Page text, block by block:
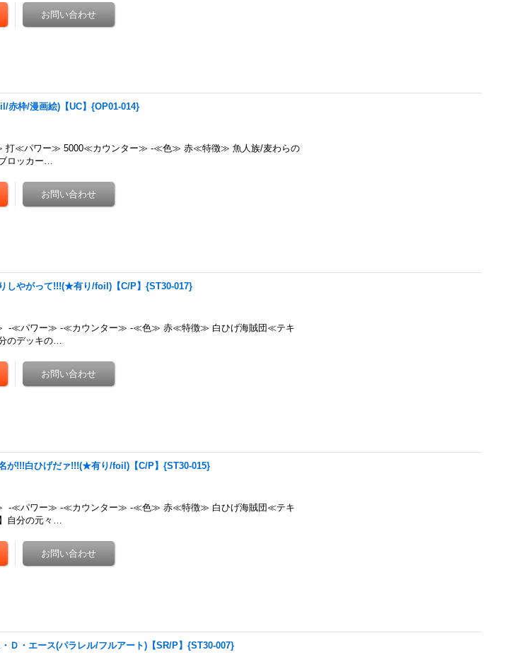
赤枠/漫画絵)【UC】{OP01-014}
≪パワー≫ 5000≪カウンター≫ -≪色≫ 赤≪特徴≫ 魚人族/麦わらの
ロッカー…
りしやがって!!!(★有り/foil)【C/P】{ST30-017}
≪パワー≫ -≪カウンター≫ -≪色≫ 赤≪特徴≫ 白ひげ海賊団≪テキ
のデッキの…
名が!!!白ひげだァ!!!(★有り/foil)【C/P】{ST30-015}
≪パワー≫ -≪カウンター≫ -≪色≫ 赤≪特徴≫ 白ひげ海賊団≪テキ
自分の元々…
・Ｄ・エース(パラレル/フルアート)【SR/P】{ST30-007}